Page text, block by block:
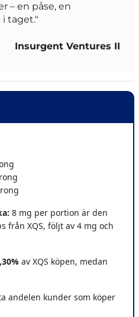
– en påse, en
taget."
Insurgent Ventures II
8 mg per portion är den
från XQS, följt av 4 mg och
av XQS köpen, medan
andelen kunder som köper